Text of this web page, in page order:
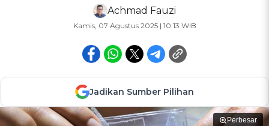
Achmad Fauzi
Kamis, 07 Agustus 2025 | 10:13 WIB
Jadikan Sumber Pilihan
Perbesar